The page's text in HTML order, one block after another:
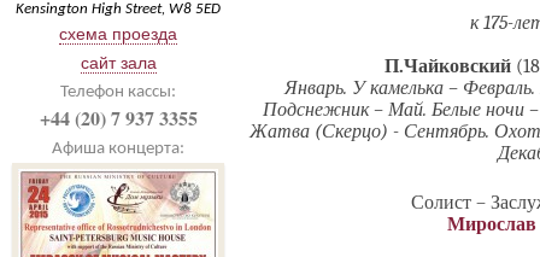
Kensington High Street, W8 5ED
схема проезда
сайт зала
Телефон кассы:
+44 (20) 7 937 3355
Афиша концерта:
к 175-
П.Чайковский
Январь. У камелька –
Подснежник – Май. Белые ночи
Жатва (Скерцо) - Сентябрь.
Солист –